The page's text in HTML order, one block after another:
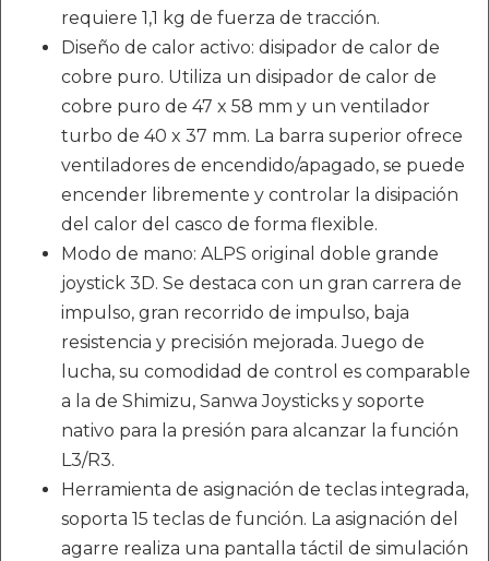
requiere 1,1 kg de fuerza de tracción.
Diseño de calor activo: disipador de calor de
cobre puro. Utiliza un disipador de calor de
cobre puro de 47 x 58 mm y un ventilador
turbo de 40 x 37 mm. La barra superior ofrece
ventiladores de encendido/apagado, se puede
encender libremente y controlar la disipación
del calor del casco de forma flexible.
Modo de mano: ALPS original doble grande
joystick 3D. Se destaca con un gran carrera de
impulso, gran recorrido de impulso, baja
resistencia y precisión mejorada. Juego de
lucha, su comodidad de control es comparable
a la de Shimizu, Sanwa Joysticks y soporte
nativo para la presión para alcanzar la función
L3/R3.
Herramienta de asignación de teclas integrada,
soporta 15 teclas de función. La asignación del
agarre realiza una pantalla táctil de simulación